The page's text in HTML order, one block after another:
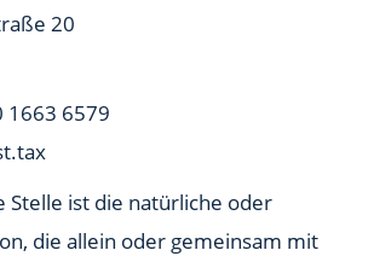
20
1663 6579
Stelle ist die natürliche oder
die allein oder gemeinsam mit